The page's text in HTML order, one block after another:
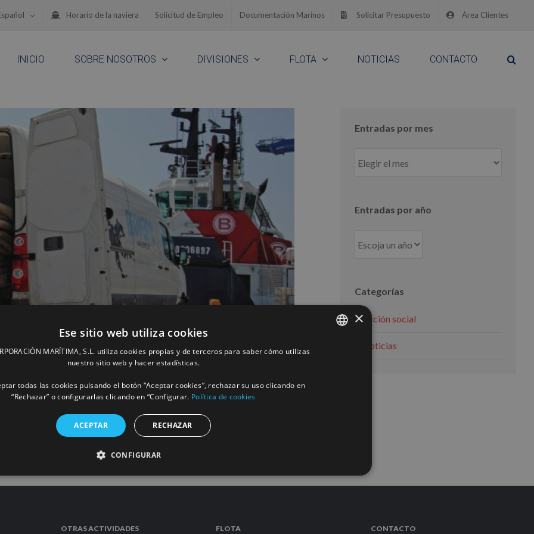
Horario de la naviera Solicitud de Empleo Documentación Marinos Solicitar Presupuesto Área Clientes
INICIO SOBRE NOSOTROS DIVISIONES FLOTA NOTICIAS CONTACTO
el material de Boluda Corporación
MÁS INFORMACIÓN
Entradas por mes
por
Entradas por año
Categorías
Acción social
Noticias
OTRAS ACTIVIDADES FLOTA CONTACTO
×
Ese sitio web utiliza cookies
MARÍTIMA, S.L. utiliza cookies propias y de terceros para saber cómo utilizas
nuestro sitio web y hacer estadísticas.
todas las cookies pulsando el botón “Aceptar cookies”, rechazar su uso clicando en
“Rechazar” o configurarlas clicando en “Configurar. Política de cookies
ACEPTAR RECHAZAR
CONFIGURAR